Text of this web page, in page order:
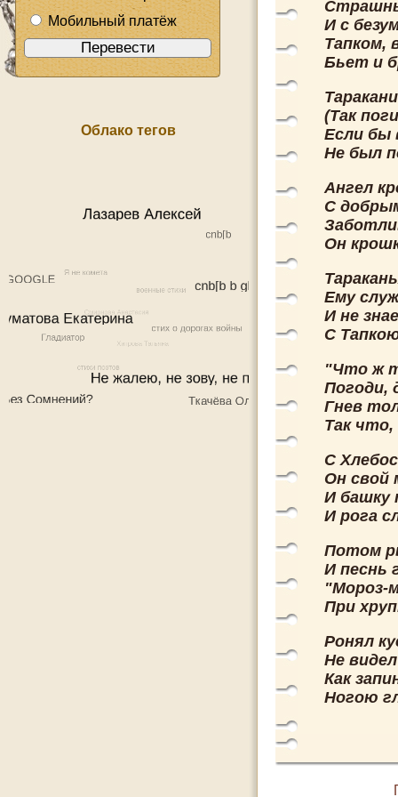
Мобильный платёж
Облако тегов
И с
Тапком,
Бьет и
(Так
Если бы
Не был
Ангел
С
Он
Ему
И не
С
"Что ж
Погоди,
Гнев
Так
С
Он свой
И башку
И рога
Потом
И песнь
"Мороз-
При
Ронял
Не
Как
Ногою